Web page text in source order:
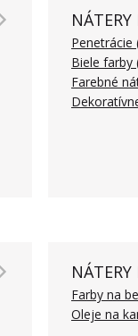
Penetrácie
Biele farby
Farebné
Farby na
Oleje na